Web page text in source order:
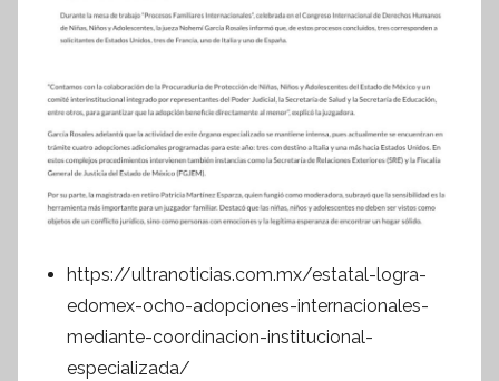
https://ultranoticias.com.mx/estatal-logra-
edomex-ocho-adopciones-internacionales-
mediante-coordinacion-institucional-
especializada/